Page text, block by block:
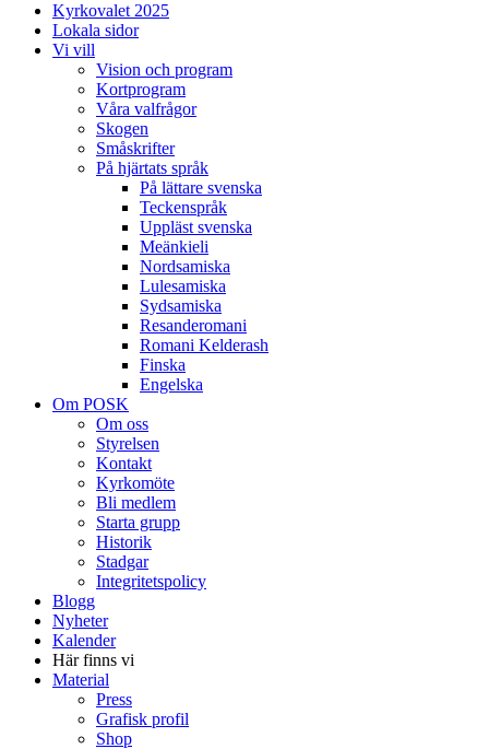
Kyrkovalet 2025
Lokala sidor
Vi vill
Vision och program
Kortprogram
Våra valfrågor
Skogen
Småskrifter
På hjärtats språk
På lättare svenska
Teckenspråk
Uppläst svenska
Meänkieli
Nordsamiska
Lulesamiska
Sydsamiska
Resanderomani
Romani Kelderash
Finska
Engelska
Om POSK
Om oss
Styrelsen
Kontakt
Kyrkomöte
Bli medlem
Starta grupp
Historik
Stadgar
Integritetspolicy
Blogg
Nyheter
Kalender
Här finns vi
Material
Press
Grafisk profil
Shop